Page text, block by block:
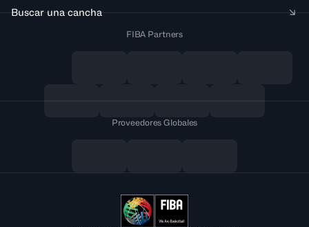
Buscar una cancha
FIBA Partners
Proveedores Globales